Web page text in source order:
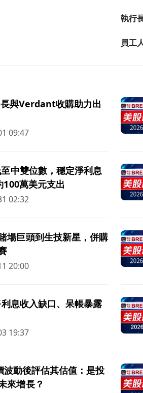
執行
員工
與Verdant收購助力出
09:47
中雙位數，穩定淨利息
萬美元支出
02:32
場巨頭到生技新星，併購
20:00
息收入缺口、呆帳暴露
19:37
動後評估其估值：是投
來增長？